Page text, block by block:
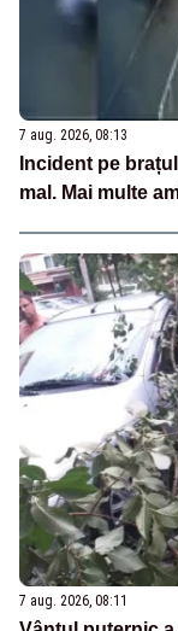
7 aug. 2026, 08:13
Incident pe
mal. Mai multe
7 aug. 2026, 08:11